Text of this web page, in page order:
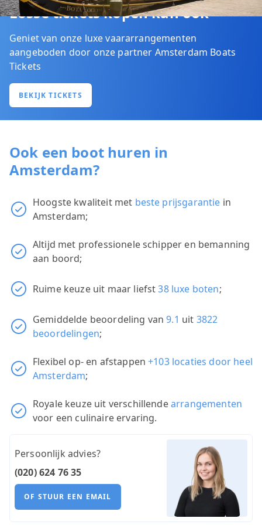
Losse tickets kopen kan ook
Geniet van onze luxe vaararrangementen
aangeboden door onze partner Amsterdam Boats
Tickets
BEKIJK TICKETS
Ook een boot huren in
Amsterdam?
Hoogste kwaliteit met beste prijsgarantie in
Amsterdam;
Altijd met professionele schipper en bemanning
aan boord;
Ruime keuze uit maar liefst38 luxe boten;
Gemiddelde beoordeling van9.1 uit 3822
beoordelingen;
Flexibel op- en afstappen+103 locaties door heel
Amsterdam;
Royale keuze uit verschillendearrangementen
voor een culinaire ervaring.
Persoonlijk advies?
(020) 624 76 35
OF STUUR EEN EMAIL